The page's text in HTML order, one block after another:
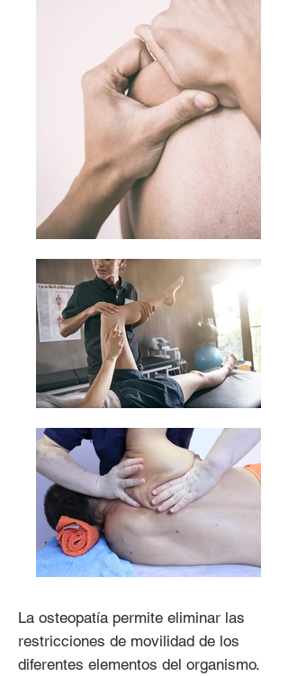
La osteopatía permite eliminar las
restricciones de movilidad de los
diferentes elementos del organismo.